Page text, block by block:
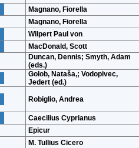
Magnano, Fiorella
Magnano, Fiorella
Wilpert Paul von
MacDonald, Scott
Duncan, Dennis; Smyth, Adam
(eds.)
Golob, Nataša,; Vodopivec,
Jedert (ed.)
Robiglio, Andrea
Caecilius Cyprianus
Epicur
M. Tullius Cicero